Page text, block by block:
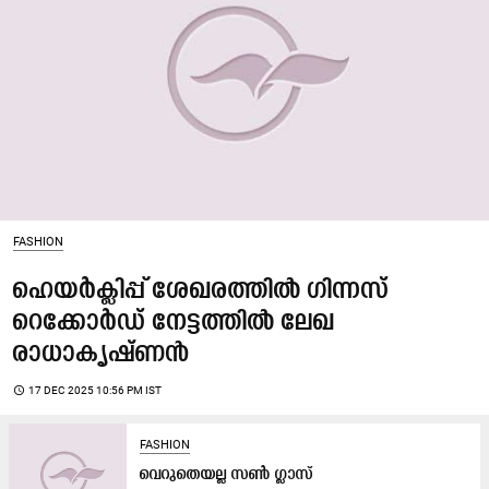
FASHION
ഹെയർക്ലിപ്പ് ശേഖരത്തിൽ ഗിന്നസ്
റെക്കോർഡ് നേട്ടത്തിൽ ലേഖ
രാധാകൃഷ്ണൻ
access_time 17 DEC 2025 10:56 PM IST
FASHION
വെറുതെയല്ല സൺ ഗ്ലാസ്